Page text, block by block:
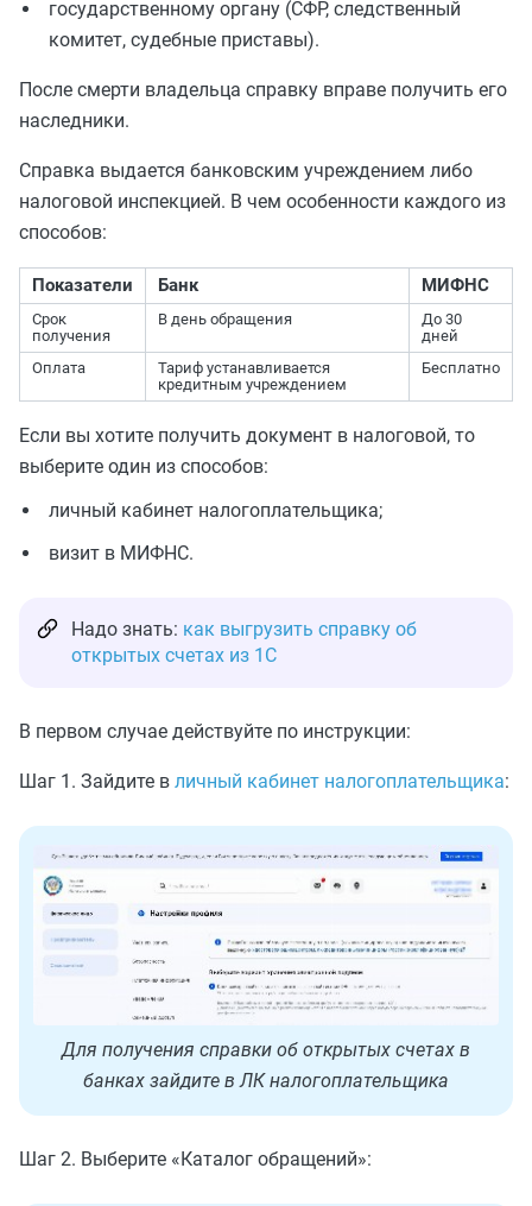
государственному органу (СФР, следственный
комитет, судебные приставы).
После смерти владельца справку вправе получить его
наследники.
Справка выдается банковским учреждением либо
налоговой инспекцией. В чем особенности каждого из
способов:
Показатели Банк МИФНС
Срок
получения
В день обращения
До 30
дней
Оплата
Тариф устанавливается
кредитным учреждением
Бесплатно
Если вы хотите получить документ в налоговой, то
выберите один из способов:
личный кабинет налогоплательщика;
визит в МИФНС.
Надо знать: как выгрузить справку об
открытых счетах из 1С
В первом случае действуйте по инструкции:
Шаг 1. Зайдите в личный кабинет налогоплательщика:
Для получения справки об открытых счетах в
банках зайдите в ЛК налогоплательщика
Шаг 2. Выберите «Каталог обращений»: